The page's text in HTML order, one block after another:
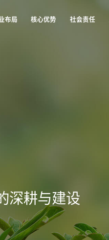
布局
核心优势
社会责任
深耕与建设